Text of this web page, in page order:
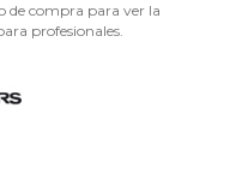
de compra para ver la
profesionales.